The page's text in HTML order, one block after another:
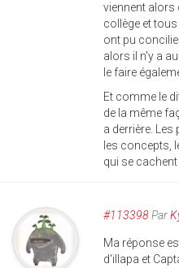
viennent alors
collège et
ont pu
alors il n'y a
le faire
Et comme le
de la même
a derrière.
les concepts,
qui se cachent
#113398Par
Ma réponse
d'illapa et